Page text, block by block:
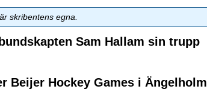
skribentens egna.
Sam Hallam sin trupp
Beijer Hockey Games i Ängelholm